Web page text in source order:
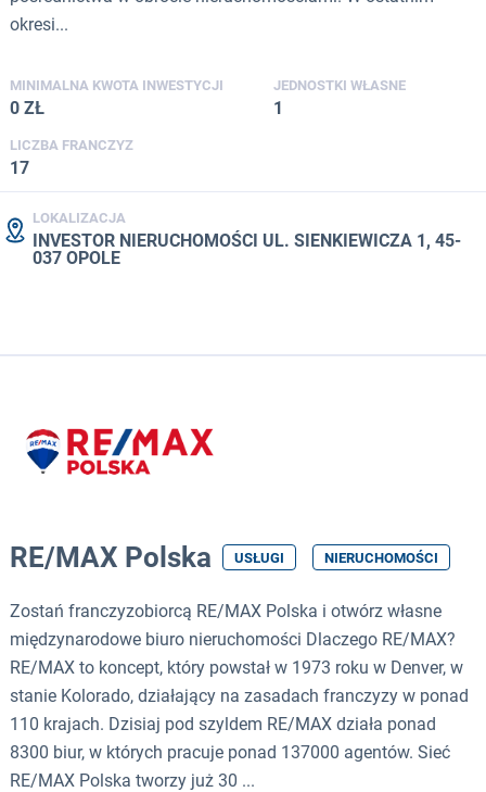
okresi...
MINIMALNA KWOTA INWESTYCJI
0 ZŁ
JEDNOSTKI WŁASNE
1
LICZBA FRANCZYZ
17
LOKALIZACJA
INVESTOR NIERUCHOMOŚCI UL. SIENKIEWICZA 1, 45-
037 OPOLE
RE/MAX Polska USŁUGI NIERUCHOMOŚCI
Zostań franczyzobiorcą RE/MAX Polska i otwórz własne
międzynarodowe biuro nieruchomości Dlaczego RE/MAX?
RE/MAX to koncept, który powstał w 1973 roku w Denver, w
stanie Kolorado, działający na zasadach franczyzy w ponad
110 krajach. Dzisiaj pod szyldem RE/MAX działa ponad
8300 biur, w których pracuje ponad 137000 agentów. Sieć
RE/MAX Polska tworzy już 30 ...